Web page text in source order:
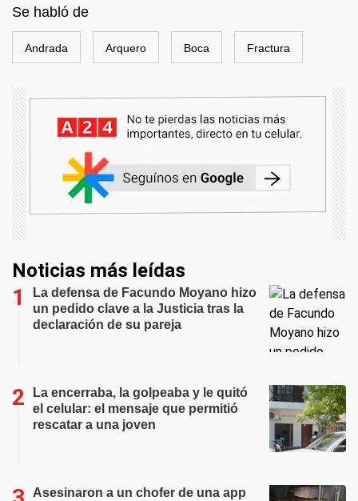
Se habló de
Andrada Arquero Boca Fractura
Noticias más leídas
La defensa de Facundo Moyano hizo
un pedido clave a la Justicia tras la
declaración de su pareja
La encerraba, la golpeaba y le quitó
el celular: el mensaje que permitió
rescatar a una joven
Asesinaron a un chofer de una app